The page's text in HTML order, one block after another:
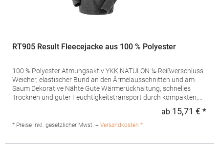
RT905 Result Fleecejacke aus 100 % Polyester
100 % Polyester Atmungsaktiv YKK NATULON ¼-Reißverschluss
Weicher, elastischer Bund an den Ärmelausschnitten und am
Saum Dekorative Nähte Gute Wärmerückhaltung, schnelles
Trocknen und guter Feuchtigkeitstransport durch kompakten,
g/m²Materialzusammensetzung: 100% PolyesterAngaben zur
ab 15,71 € *
* Preise inkl. gesetzlicher Mwst. + Versandkosten *